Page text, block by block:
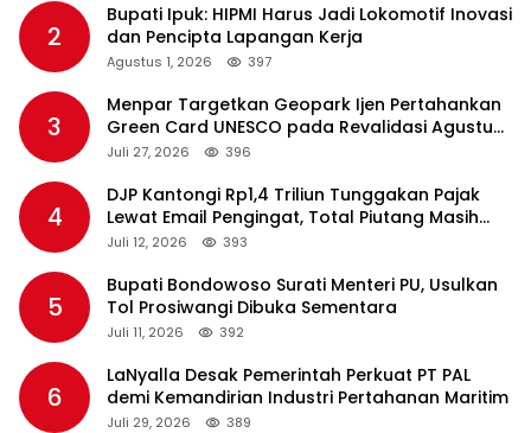
2
Bupati Ipuk: HIPMI Harus Jadi Lokomotif Inovasi
dan Pencipta Lapangan Kerja
Agustus 1, 2026 397
3
Menpar Targetkan Geopark Ijen Pertahankan
Green Card UNESCO pada Revalidasi Agustus
2026
Juli 27, 2026 396
4
DJP Kantongi Rp1,4 Triliun Tunggakan Pajak
Lewat Email Pengingat, Total Piutang Masih
Rp36 Triliun
Juli 12, 2026 393
5
Bupati Bondowoso Surati Menteri PU, Usulkan
Tol Prosiwangi Dibuka Sementara
Juli 11, 2026 392
6
LaNyalla Desak Pemerintah Perkuat PT PAL
demi Kemandirian Industri Pertahanan Maritim
Juli 29, 2026 389